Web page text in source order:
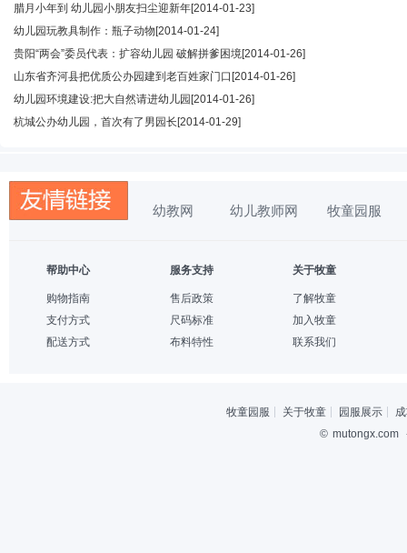
腊月小年到 幼儿园小朋友扫尘迎新年[2014-01-23]
幼儿园玩教具制作：瓶子动物 [2014-01-24]
贵阳“两会”委员代表：扩容幼儿园 破解拼爹困境[2014-01-26]
山东省齐河县把优质公办园建到老百姓家门口 [2014-01-26]
幼儿园环境建设:把大自然请进幼儿园 [2014-01-26]
杭城公办幼儿园，首次有了男园长 [2014-01-29]
幼教网 幼儿教师网 牧童园服
帮助中心
购物指南
支付方式
配送方式
服务支持
售后政策
尺码标准
布料特性
关于牧童
了解牧童
加入牧童
联系我们
牧童园服 关于牧童 园服展示
© mutongx.com